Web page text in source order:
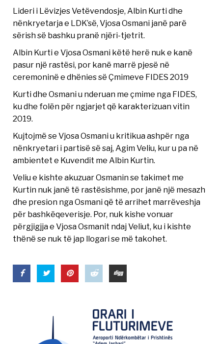
Lideri i Lëvizjes Vetëvendosje, Albin Kurti dhe
nënkryetarja e LDK’së, Vjosa Osmani janë parë
sërish së bashku pranë njëri-tjetrit.
Albin Kurti e Vjosa Osmani këtë herë nuk e kanë
pasur një rastësi, por kanë marrë pjesë në
ceremoninë e dhënies së Çmimeve FIDES 2019
Kurti dhe Osmani u nderuan me çmime nga FIDES,
ku dhe folën për ngjarjet që karakterizuan vitin
2019.
Kujtojmë se Vjosa Osmani u kritikua ashpër nga
nënkryetari i partisë së saj, Agim Veliu, kur u pa në
ambientet e Kuvendit me Albin Kurtin.
Veliu e kishte akuzuar Osmanin se takimet me
Kurtin nuk janë të rastësishme, por janë një mesazh
dhe presion nga Osmani që të arrihet marrëveshja
për bashkëqeverisje. Por, nuk kishe vonuar
përgjigjja e Vjosa Osmanit ndaj Veliut, ku i kishte
thënë se nuk të jap llogari se më takohet.